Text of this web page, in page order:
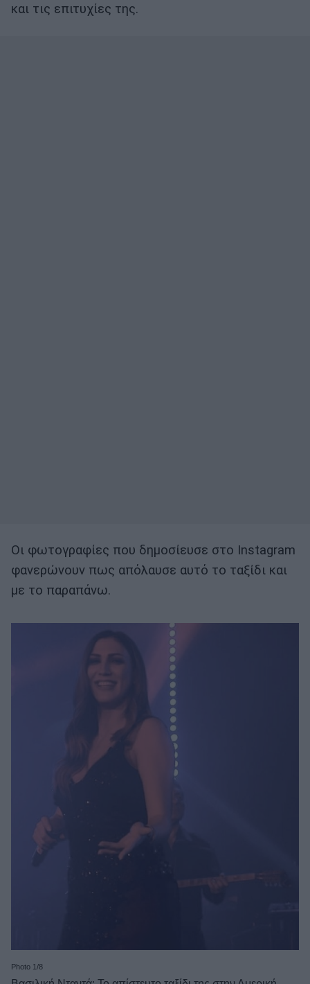
και τις επιτυχίες της.
Οι φωτογραφίες που δημοσίευσε στο Instagram
φανερώνουν πως απόλαυσε αυτό το ταξίδι και
με το παραπάνω.
Photo 1/8